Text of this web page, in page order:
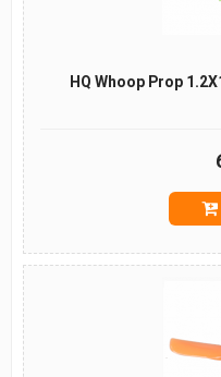
HQ Whoop Prop